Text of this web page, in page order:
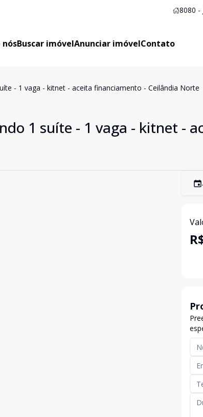
8080 -
nósBuscar imóvelAnunciar imóvelContato
- 1 vaga - kitnet - aceita financiamento - Ceilândia Norte
1 suíte - 1 vaga - kitnet -